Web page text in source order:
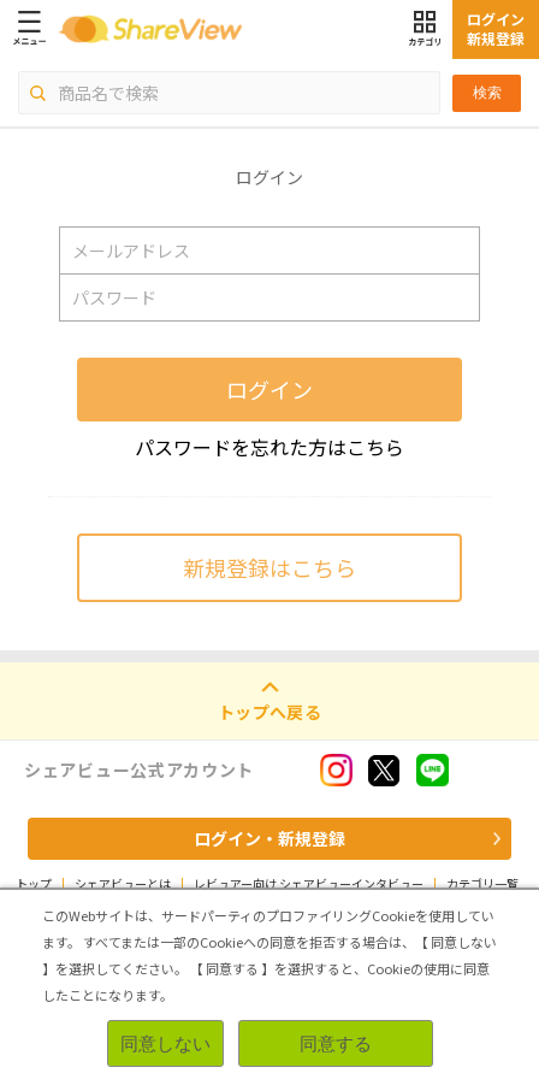
検索
ログイン
新規登録
ログイン
ログイン
パスワードを忘れた方はこちら
新規登録はこちら
トップへ戻る
シェアビュー公式アカウント
ログイン・新規登録
トップ | シェアビューとは | レビュアー向け シェアビューインタビュー | カテゴリ一覧
運営会社 | 個人情報の取扱いについて | 利用規約 サイトマップ
Copyright (C) ASMARQ Co.,Ltd. All Rights Reserved.
このWebサイトは、サードパーティのプロファイリングCookieを使用してい
ます。
すべてまたは一部のCookieへの同意を拒否する場合は、【 同意しない
】を選択してください。
【 同意する 】を選択すると、Cookieの使用に同意
したことになります。
同意しない 同意する